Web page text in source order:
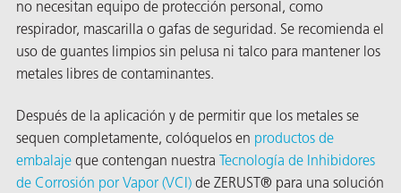
no necesitan equipo de protección personal, como
respirador, mascarilla o gafas de seguridad. Se recomienda el
uso de guantes limpios sin pelusa ni talco para mantener los
metales libres de contaminantes.
Después de la aplicación y de permitir que los metales se
sequen completamente, colóquelos en productos de
embalaje que contengan nuestra Tecnología de Inhibidores
de Corrosión por Vapor (VCI) de ZERUST® para una solución